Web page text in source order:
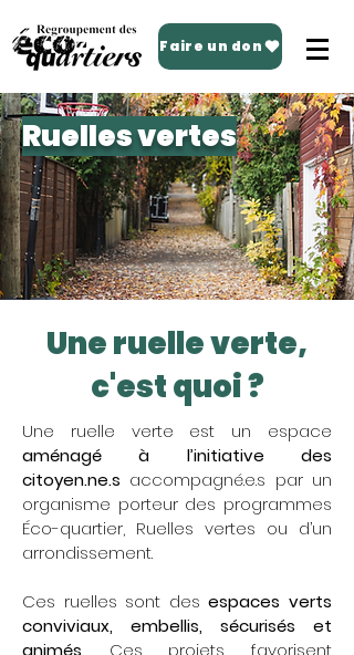
Faire un don
Ruelles vertes
Une ruelle verte,
c'est quoi ?
Une ruelle verte est un espace
aménagé à l’initiative des
citoyen.ne.s accompagné.e.s par un
organisme porteur des programmes
Éco-quartier, Ruelles vertes ou d’un
arrondissement.
Ces ruelles sont desespaces verts
conviviaux, embellis, sécurisés et
animés. Ces projets favorisent